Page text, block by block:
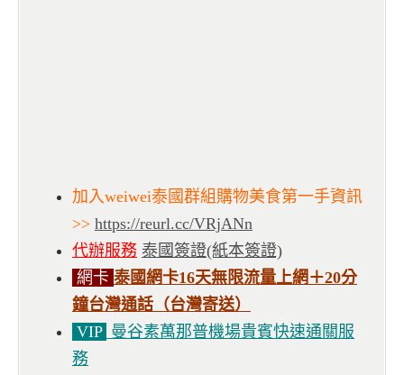
加入weiwei泰國群組購物美食第一手資訊
>> https://reurl.cc/VRjANn
代辦服務 泰國簽證(紙本簽證)
網卡 泰國網卡16天無限流量上網＋20分
鐘台灣通話（台灣寄送）
VIP 曼谷素萬那普機場貴賓快速通關服
務